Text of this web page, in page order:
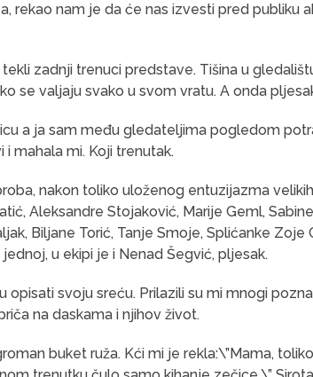
rekao nam je da će nas izvesti pred publiku
zadnji trenuci predstave. Tišina u
se valjaju svako u svom vratu. A onda
a ja sam među gledateljima pogledom
i mahala mi. Koji trenutak.
nakon toliko uloženog entuzijazma
Aleksandre Stojaković, Marije Geml,
Biljane Torić, Tanje Smoje, Splićanke Zoje
u ekipi je i Nenad Šegvić, pljesak.
opisati svoju sreću. Prilazili su mi mnogi
na daskama i njihov život.
buket ruža. Kći mi je rekla:\”Mama,